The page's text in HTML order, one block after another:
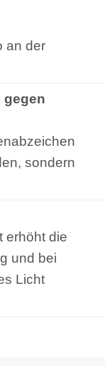
an der
gegen
sondern
erhöht die
und bei
Licht